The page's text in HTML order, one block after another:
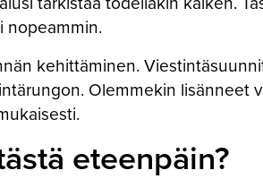
nopeammin.
kehittäminen.
Olemmekin lisänneet
eteenpäin?